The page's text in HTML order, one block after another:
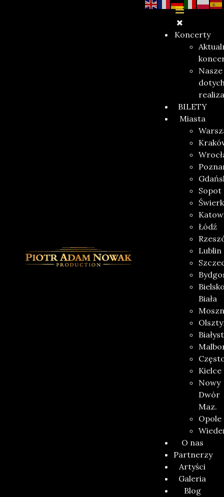
Koncerty
Nasze
BILETY
Miasta
Sopot
Łódź
Lublin
Biała
Kielce
Nowy
Dwór
Maz.
Opole
O nas
Partnerzy
Artyści
Galeria
Blog